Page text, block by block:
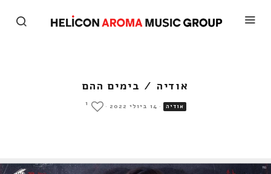
אודיה / בימים ההם
אודיה · 14 ביולי 2022 ·
1